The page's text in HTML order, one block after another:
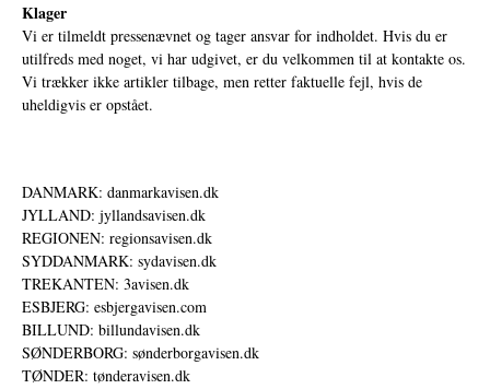
Klager
Vi er tilmeldt pressenævnet og tager ansvar for indholdet. Hvis du er
utilfreds med noget, vi har udgivet, er du velkommen til at kontakte os.
Vi trækker ikke artikler tilbage, men retter faktuelle fejl, hvis de
uheldigvis er opstået.
DANMARK: danmarkavisen.dk
JYLLAND: jyllandsavisen.dk
REGIONEN: regionsavisen.dk
SYDDANMARK: sydavisen.dk
TREKANTEN: 3avisen.dk
ESBJERG: esbjergavisen.com
BILLUND: billundavisen.dk
SØNDERBORG: sønderborgavisen.dk
TØNDER: tønderavisen.dk